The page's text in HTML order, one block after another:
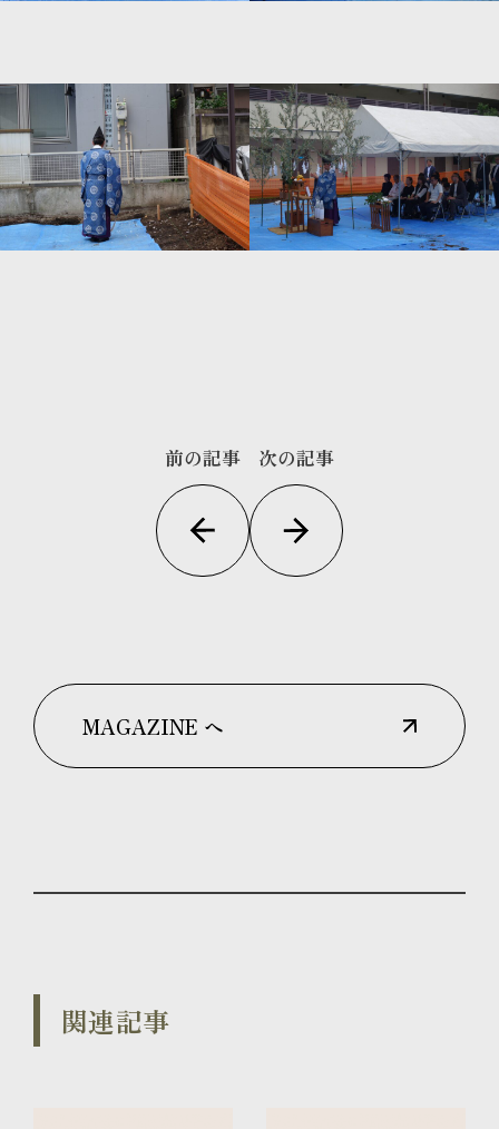
前の記事 次の記事
MAGAZINE へ
関連記事